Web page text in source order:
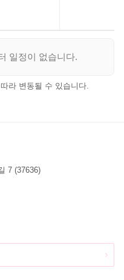
일정이 없습니다.
라 변동될 수 있습니다.
7 (37636)